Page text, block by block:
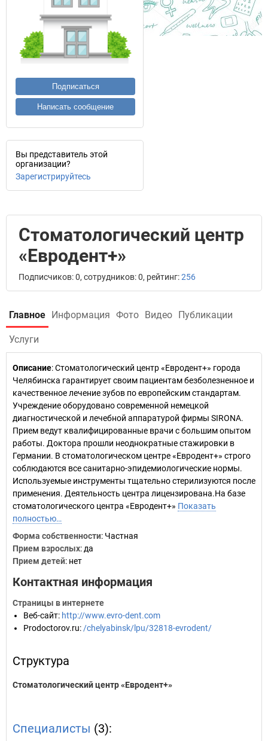
Подписаться
Написать сообщение
Вы представитель этой
организации?
Зарегистрируйтесь
Стоматологический центр
«Евродент+»
Подписчиков: 0, сотрудников: 0, рейтинг:256
Главное Информация Фото Видео Публикации
Услуги
Описание: Стоматологический центр «Евродент+» города
Челябинска гарантирует своим пациентам безболезненное и
качественное лечение зубов по европейским стандартам.
Учреждение оборудовано современной немецкой
диагностической и лечебной аппаратурой фирмы SIRONA.
Прием ведут квалифицированные врачи с большим опытом
работы. Доктора прошли неоднократные стажировки в
Германии. В стоматологическом центре «Евродент+» строго
соблюдаются все санитарно-эпидемиологические нормы.
Используемые инструменты тщательно стерилизуются после
применения. Деятельность центра лицензирована.На базе
стоматологического центра «Евродент+» Показать
полностью…
Форма собственности: Частная
Прием взрослых: да
Прием детей: нет
Контактная информация
Страницы в интернете
Веб-сайт: http://www.evro-dent.com
Prodoctorov.ru: /chelyabinsk/lpu/32818-evrodent/
Структура
Стоматологический центр «Евродент+»
Специалисты (3):